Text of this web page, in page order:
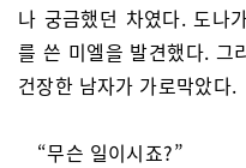
나 궁금했던 차였다. 도나
를 쓴 미엘을 발견했다. 그
건장한 남자가 가로막았다.
“무슨 일이시죠?”